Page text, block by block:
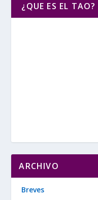
¿QUE ES EL TAO?
ARCHIVO
Breves